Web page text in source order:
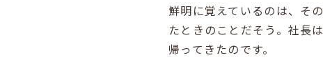
鮮明に覚えているのは、そ
たときのことだそう。社長
帰ってきたのです。